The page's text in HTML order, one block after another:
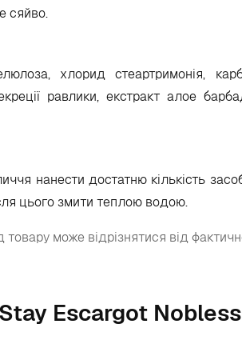
сяйво.
хлорид стеартримонія,
равлики, екстракт алое
нанести достатню кількість
цього змити теплою водою.
може відрізнятися від
Escargot